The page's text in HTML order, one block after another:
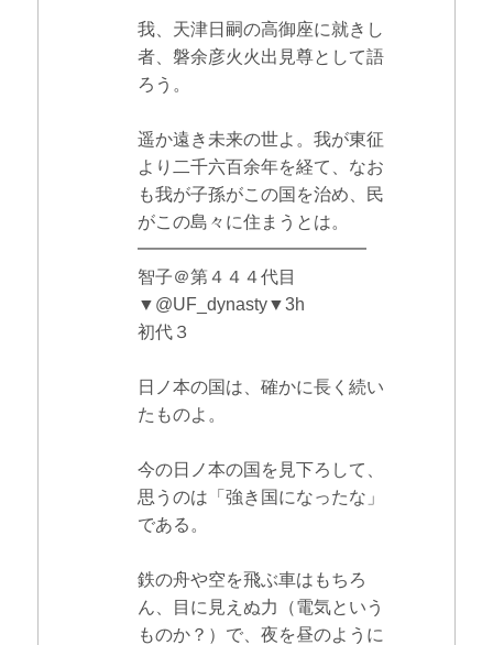
我、天津日嗣の高御座に就きし
者、磐余彦火火出見尊として語
ろう。
遥か遠き未来の世よ。我が東征
より二千六百余年を経て、なお
も我が子孫がこの国を治め、民
がこの島々に住まうとは。
━━━━━━━━━━━━━
智子＠第４４４代目
▼@UF_dynasty▼3h
初代３
日ノ本の国は、確かに長く続い
たものよ。
今の日ノ本の国を見下ろして、
思うのは「強き国になったな」
である。
鉄の舟や空を飛ぶ車はもちろ
ん、目に見えぬ力（電気という
ものか？）で、夜を昼のように